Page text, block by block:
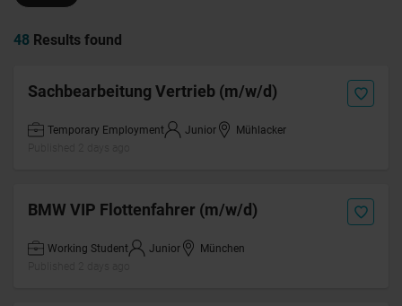
48 Results found
Sachbearbeitung Vertrieb (m/w/d)
Temporary Employment Junior
Mühlacker
BMW VIP Flottenfahrer (m/w/d)
Working Student Junior
München